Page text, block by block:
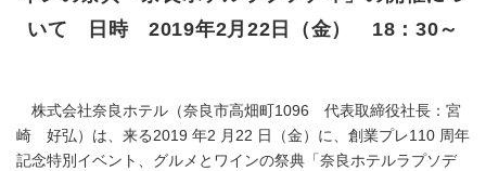
いて 日時 2019年2月22日（金） 18：30～
株式会社奈良ホテル（奈良市高畑町1096 代表取締役社長：宮
崎 好弘）は、来る2019 年2 月22 日（金）に、創業プレ110 周年
記念特別イベント、グルメとワインの祭典「奈良ホテルラプソデ